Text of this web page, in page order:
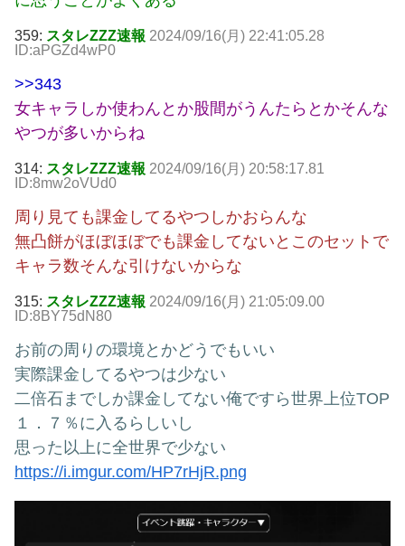
359: スタレZZZ速報 2024/09/16(月) 22:41:05.28
ID:aPGZd4wP0
>>343
女キャラしか使わんとか股間がうんたらとかそんな
やつが多いからね
314: スタレZZZ速報 2024/09/16(月) 20:58:17.81
ID:8mw2oVUd0
周り見ても課金してるやつしかおらんな
無凸餅がほぼほぼでも課金してないとこのセットで
キャラ数そんな引けないからな
315: スタレZZZ速報 2024/09/16(月) 21:05:09.00
ID:8BY75dN80
お前の周りの環境とかどうでもいい
実際課金してるやつは少ない
二倍石までしか課金してない俺ですら世界上位TOP
１．７％に入るらしいし
思った以上に全世界で少ない
https://i.imgur.com/HP7rHjR.png